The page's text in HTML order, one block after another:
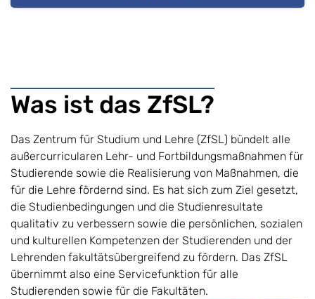
Was ist das ZfSL?
Das Zentrum für Studium und Lehre (ZfSL) bündelt alle
außercurricularen Lehr- und Fortbildungsmaßnahmen für
Studierende sowie die Realisierung von Maßnahmen, die
für die Lehre fördernd sind. Es hat sich zum Ziel gesetzt,
die Studienbedingungen und die Studienresultate
qualitativ zu verbessern sowie die persönlichen, sozialen
und kulturellen Kompetenzen der Studierenden und der
Lehrenden fakultätsübergreifend zu fördern. Das ZfSL
übernimmt also eine Servicefunktion für alle
Studierenden sowie für die Fakultäten.